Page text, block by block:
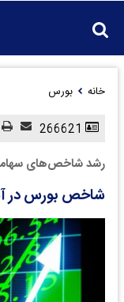
خانه بورس
رشد شاخص‌های سهامی
شاخص بورس در